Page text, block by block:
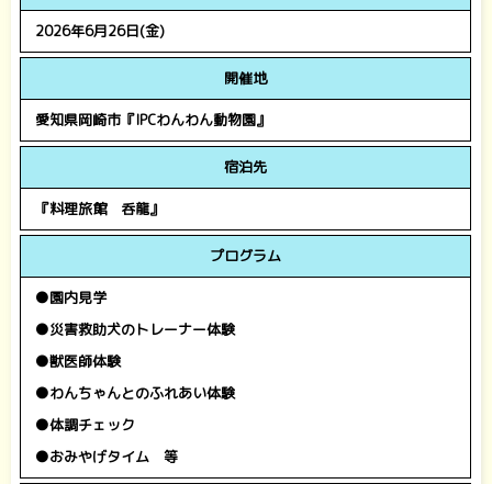
2026年6月26日(金)
開催地
愛知県岡崎市『IPCわんわん動物園』
宿泊先
『料理旅館 呑龍』
プログラム
●園内見学
●災害救助犬のトレーナー体験
●獣医師体験
●わんちゃんとのふれあい体験
●体調チェック
●おみやげタイム 等